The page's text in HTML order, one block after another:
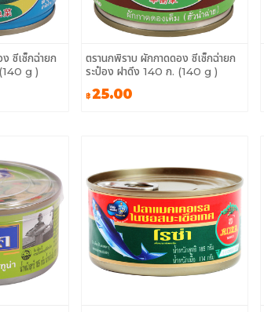
ซีเซ็กฉ่ายก
g )
ตรานกพิราบ ผักกาดดอง ซีเซ็กฉ่ายก
ระป๋อง ฝาดึง 140 ก. (140 g )
฿25.00